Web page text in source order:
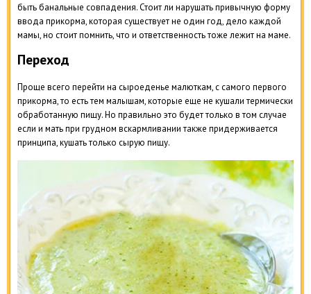
быть банальные совпадения. Стоит ли нарушать привычную форму
ввода прикорма, которая существует не один год, дело каждой
мамы, но стоит помнить, что и ответственность тоже лежит на маме.
Переход
Проще всего перейти на сыроеденье малюткам, с самого первого
прикорма, то есть тем малышам, которые еще не кушали термически
обработанную пищу. Но правильно это будет только в том случае
если и мать при грудном вскармливании также придерживается
принципа, кушать только сырую пищу.